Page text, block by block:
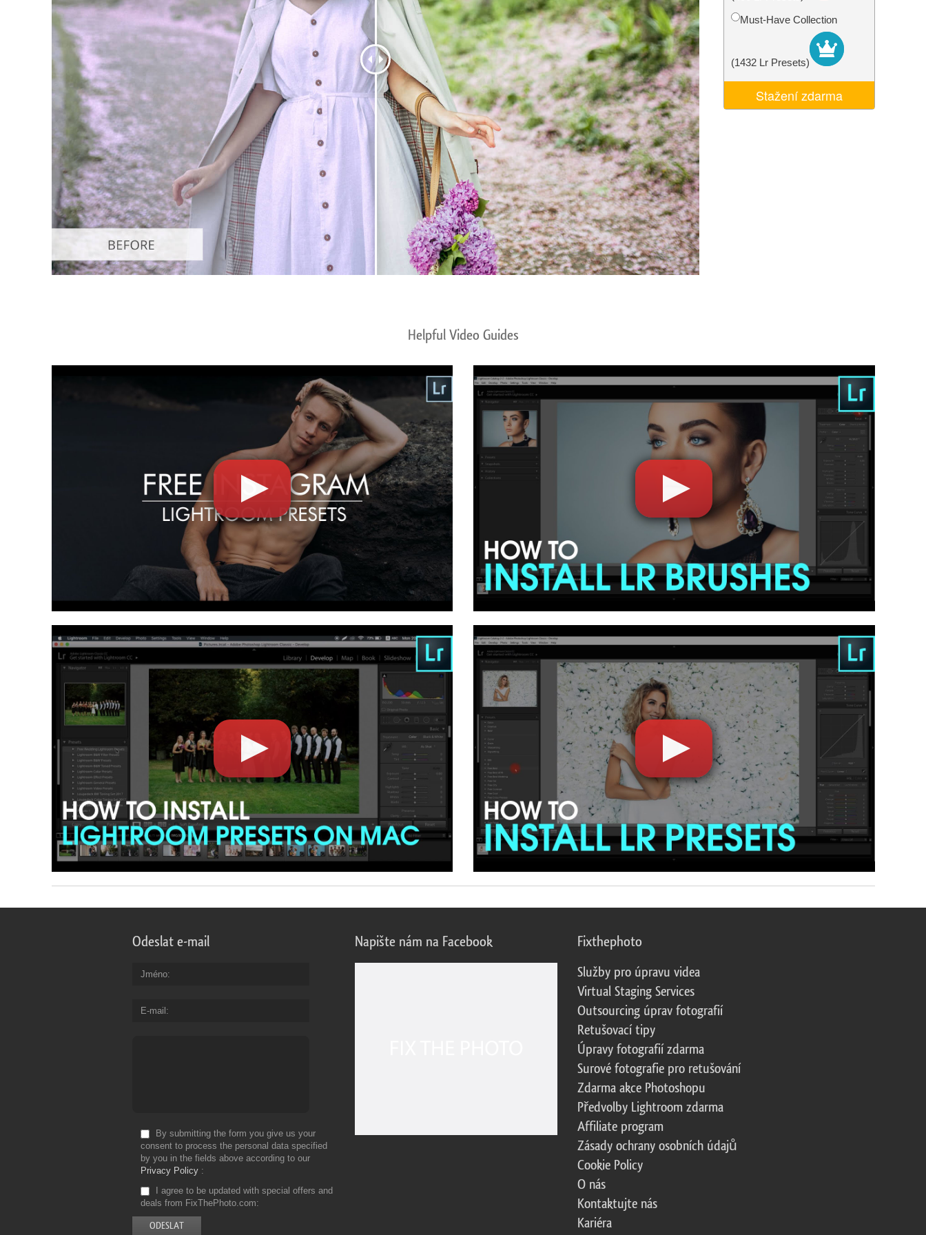
Služby retušování produktů Služby retušování šperků Data pro výcvik AI Video Editing ServicesMust-Have Collection
(1432 Lr Presets)
Stažení zdarma
Helpful Video Guides
Odeslat e-mail
Jméno
E-mail
By submitting the form you give us your
consent to process the personal data specified
by you in the fields above according to our
Privacy Policy
I agree to be updated with special offers and
deals from FixThePhoto.com
Napište nám na Facebook Fixthephoto
Služby pro úpravu videa
Virtual Staging Services
Outsourcing úprav fotografií
Retušovací tipy
Úpravy fotografií zdarma
Surové fotografie pro retušování
Zdarma akce Photoshopu
Předvolby Lightroom zdarma
Affiliate program
Zásady ochrany osobních údajů
Cookie Policy
O nás
Kontaktujte nás
Kariéra